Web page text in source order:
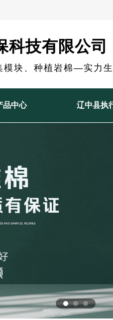
科技有限公司
模块、种植岩棉—实力
品中心 辽中县执